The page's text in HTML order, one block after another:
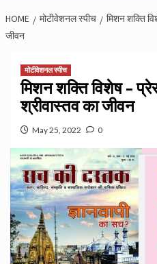
HOME मोटीवेशनल स्पीच
मिशन शक्ति
जीवन
मोटीवेशनल स्पीच
मिशन शक्ति विशेष –
श्रीवास्तव का जीवन
May 25, 2022 0